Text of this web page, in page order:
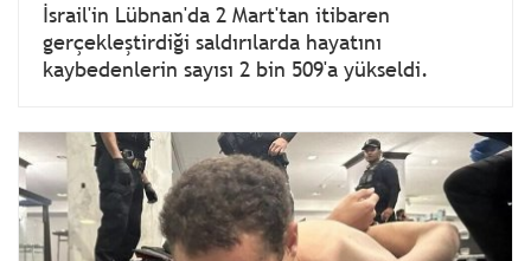
İsrail'in Lübnan'da 2 Mart'tan itibaren
gerçekleştirdiği saldırılarda hayatını
kaybedenlerin sayısı 2 bin 509'a yükseldi.